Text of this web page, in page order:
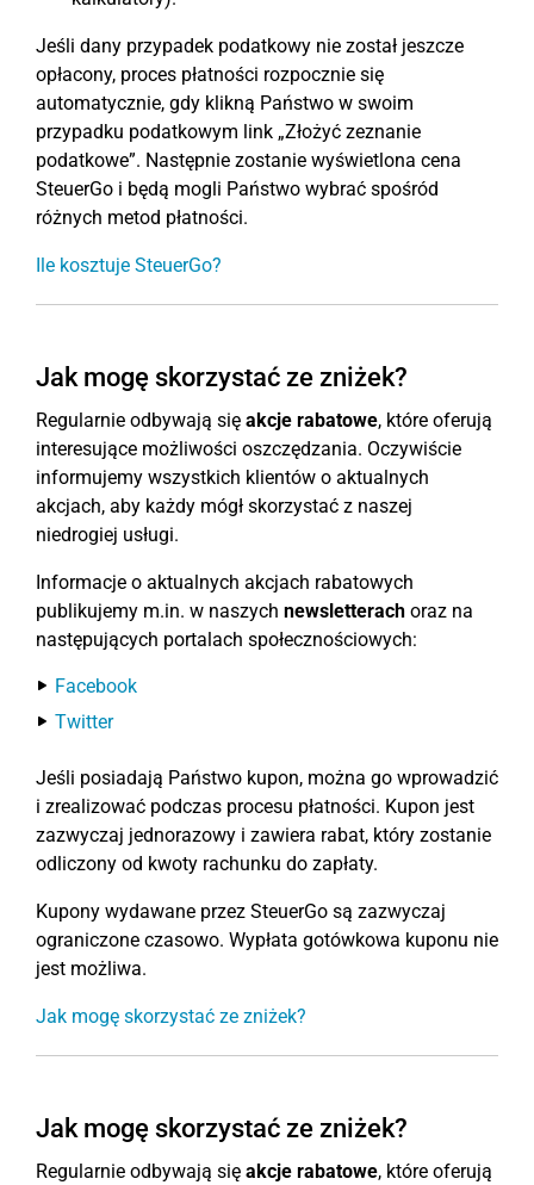
Jeśli dany przypadek podatkowy nie został jeszcze
opłacony, proces płatności rozpocznie się
automatycznie, gdy klikną Państwo w swoim
przypadku podatkowym link „Złożyć zeznanie
podatkowe”. Następnie zostanie wyświetlona cena
SteuerGo i będą mogli Państwo wybrać spośród
różnych metod płatności.
Ile kosztuje SteuerGo?
Jak mogę skorzystać ze zniżek?
Regularnie odbywają się akcje rabatowe, które oferują
interesujące możliwości oszczędzania. Oczywiście
informujemy wszystkich klientów o aktualnych
akcjach, aby każdy mógł skorzystać z naszej
niedrogiej usługi.
Informacje o aktualnych akcjach rabatowych
publikujemy m.in. w naszych newsletterach oraz na
następujących portalach społecznościowych:
Facebook
Twitter
Jeśli posiadają Państwo kupon, można go wprowadzić
i zrealizować podczas procesu płatności. Kupon jest
zazwyczaj jednorazowy i zawiera rabat, który zostanie
odliczony od kwoty rachunku do zapłaty.
Kupony wydawane przez SteuerGo są zazwyczaj
ograniczone czasowo. Wypłata gotówkowa kuponu nie
jest możliwa.
Jak mogę skorzystać ze zniżek?
Jak mogę skorzystać ze zniżek?
Regularnie odbywają się akcje rabatowe, które oferują